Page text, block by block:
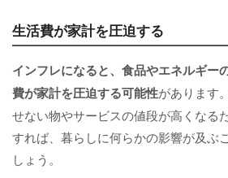
生活費が家計を圧迫する
インフレになると、食品やエネルギー
費が家計を圧迫する可能性があります
せない物やサービスの値段が高くなる
すれば、暮らしに何らかの影響が及ぶ
しょう。